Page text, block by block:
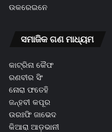
ଉକରେଇନେ
ସମାଜିକ ଗଣ ମାଧ୍ୟମ
କାଟ୍ରିନା କୈଫ
ରଣବୀର ସିଂ
ନୋରା ଫତେହି
ଜନ୍ହବୀ କପୂର
ଉରଃଫି ଜାଭେଦ
କିଆରା ଆଡ଼ଭାନୀ